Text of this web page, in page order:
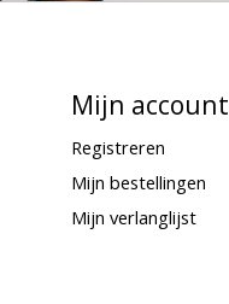
Mijn account
Registreren
Mijn bestellingen
Mijn verlanglijst